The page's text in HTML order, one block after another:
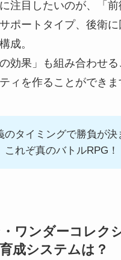
注目したいのが、「
ポートタイプ、後衛に
成。
効果」も組み合わせる
ィを作ることができま
のタイミングで勝負が決
これぞ真のバトルRPG！
ワンダーコレク
成システムは？